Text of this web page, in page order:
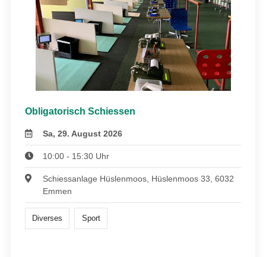
Obligatorisch Schiessen
Sa, 29. August 2026
10:00 - 15:30 Uhr
Schiessanlage Hüslenmoos, Hüslenmoos 33, 6032
Emmen
Diverses Sport